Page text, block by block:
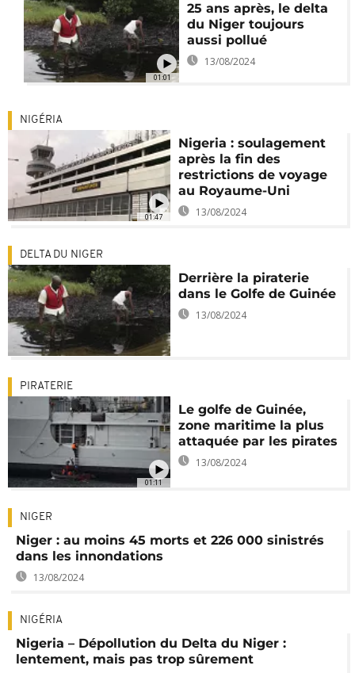
01:01
25 ans après, le delta
du Niger toujours
aussi pollué
13/08/2024
01:47
NIGÉRIA
Nigeria : soulagement
après la fin des
restrictions de voyage
au Royaume-Uni
13/08/2024
DELTA DU NIGER
Derrière la piraterie
dans le Golfe de Guinée
13/08/2024
01:11
PIRATERIE
Le golfe de Guinée,
zone maritime la plus
attaquée par les pirates
13/08/2024
NIGER
Niger : au moins 45 morts et 226 000 sinistrés
dans les innondations
13/08/2024
NIGÉRIA
Nigeria – Dépollution du Delta du Niger :
lentement, mais pas trop sûrement